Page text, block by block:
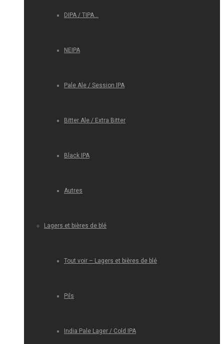
DIPA / TIPA…
NEIPA
Pale Ale / Session IPA
Bitter Ale / Extra Bitter
Black IPA
Autres
Lagers et bières de blé
Tout voir – Lagers et bières de blé
Pils
India Pale Lager / Cold IPA